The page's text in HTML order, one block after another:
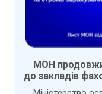
МОН
до закладів